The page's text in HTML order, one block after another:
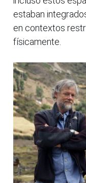
estaban
en contextos
físicamente.